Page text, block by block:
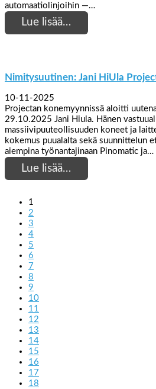
automaatiolinjoihin —…
Lue lisää…
Nimitysuutinen: Jani HiUla
10-11-2025
Projectan konemyynnissä aloitti
29.10.2025 Jani Hiula. Hänen
massiivipuuteollisuuden koneet ja
kokemus puualalta sekä suunnittelun
aiempina työnantajinaan Pinomatic ja…
Lue lisää…
1
2
3
4
5
6
7
8
9
10
11
12
13
14
15
16
17
18